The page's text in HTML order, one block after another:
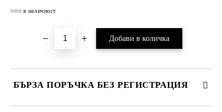
9998 в наличност
БЪРЗА ПОРЪЧКА БЕЗ РЕГИСТРАЦИЯ